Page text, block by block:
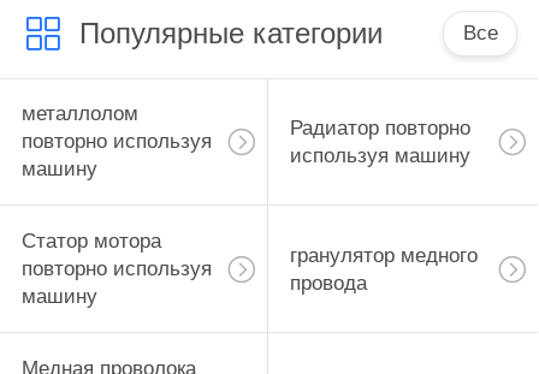
Популярные категории Все
металлолом
повторно используя
машину
Радиатор повторно
используя машину
Статор мотора
повторно используя
машину
гранулятор медного
провода
Медная проволока